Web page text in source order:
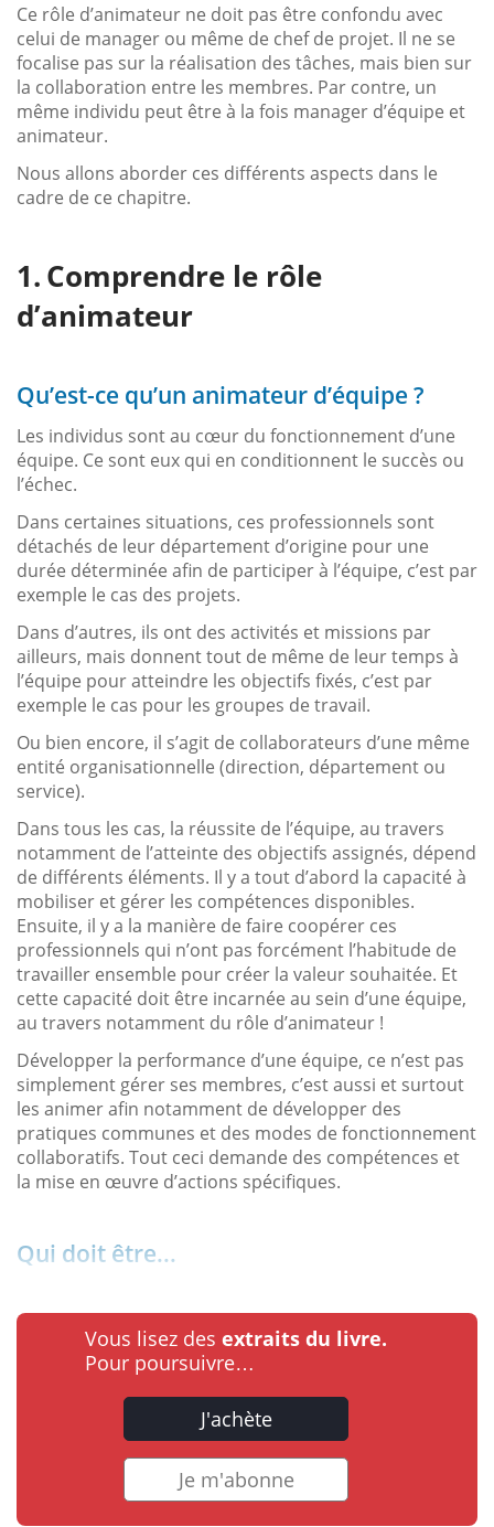
Ce rôle d’animateur ne doit pas être confondu avec
celui de manager ou même de chef de projet. Il ne se
focalise pas sur la réalisation des tâches, mais bien sur
la collaboration entre les membres. Par contre, un
même individu peut être à la fois manager d’équipe et
animateur.
Nous allons aborder ces différents aspects dans le
cadre de ce chapitre.
Comprendre le rôle
d’animateur
Qu’est-ce qu’un animateur d’équipe ?
Les individus sont au cœur du fonctionnement d’une
équipe. Ce sont eux qui en conditionnent le succès ou
l’échec.
Dans certaines situations, ces professionnels sont
détachés de leur département d’origine pour une
durée déterminée afin de participer à l’équipe, c’est par
exemple le cas des projets.
Dans d’autres, ils ont des activités et missions par
ailleurs, mais donnent tout de même de leur temps à
l’équipe pour atteindre les objectifs fixés, c’est par
exemple le cas pour les groupes de travail.
Ou bien encore, il s’agit de collaborateurs d’une même
entité organisationnelle (direction, département ou
service).
Dans tous les cas, la réussite de l’équipe, au travers
notamment de l’atteinte des objectifs assignés, dépend
de différents éléments. Il y a tout d’abord la capacité à
mobiliser et gérer les compétences disponibles.
Ensuite, il y a la manière de faire coopérer ces
professionnels qui n’ont pas forcément l’habitude de
travailler ensemble pour créer la valeur souhaitée. Et
cette capacité doit être incarnée au sein d’une équipe,
au travers notamment du rôle d’animateur !
Développer la performance d’une équipe, ce n’est pas
simplement gérer ses membres, c’est aussi et surtout
les animer afin notamment de développer des
pratiques communes et des modes de fonctionnement
collaboratifs. Tout ceci demande des compétences et
la mise en œuvre d’actions spécifiques.
Qui doit être...
Vous lisez des extraits du livre.
Pour poursuivre…
J'achète
Je m'abonne